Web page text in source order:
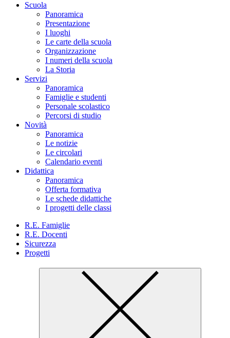
Scuola
Panoramica
Presentazione
I luoghi
Le carte della scuola
Organizzazione
I numeri della scuola
La Storia
Servizi
Panoramica
Famiglie e studenti
Personale scolastico
Percorsi di studio
Novità
Panoramica
Le notizie
Le circolari
Calendario eventi
Didattica
Panoramica
Offerta formativa
Le schede didattiche
I progetti delle classi
R.E. Famiglie
R.E. Docenti
Sicurezza
Progetti